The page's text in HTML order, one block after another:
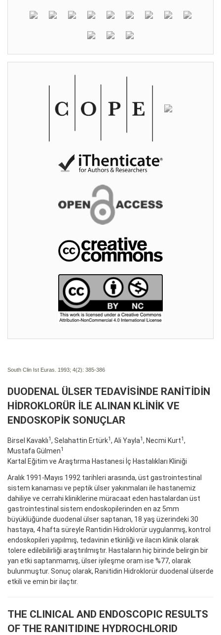
South Clin Ist Euras. 1993; 4(2): 385-386
DUODENAL ÜLSER TEDAVİSİNDE RANİTİDİN
HİDROKLORÜR İLE ALINAN KLİNİK VE
ENDOSKOPİK SONUÇLAR
Birsel Kavaklı1, Selahattin Ertürk1, Ali Yayla1, Necmi Kurt1,
Mustafa Gülmen1
Kartal Eğitim ve Araştırma Hastanesi İç Hastalıkları Kliniği
Aralık 1991-Mayıs 1992 tarihleri arasında, üst gastrointestinal
sistem kanaması ve peptik ülser yakınmaları ile hastanemiz
dahiliye ve cerrahi kliniklerine müracaat eden hastalardan üst
gastrointestinal sistem endoskopilerinden en az 5mm
büyüklüğünde duodenal ülser saptanan, 18 yaş üzerindeki 30
hastaya, 4 hafta süreyle Rantidin Hidroklorür uygulanmış, kontrol
endoskopileri yapılmış, tedavinin etkinliği ve ilacın klinik olarak
tolere edilebilirliği araştırılmıştır. Hastaların hiç birinde belirgin bir
yan etki saptanmamış, ülser iyileşme oram ise %77, olarak
bulunmuştur. Sonuç olarak, Ranitidin Hidroklorür duodenal ülserde
etkili ve emin bir ilaçtır.
THE CLINICAL AND ENDOSCOPIC RESULTS
OF THE RANITIDINE HYDROCHLORID